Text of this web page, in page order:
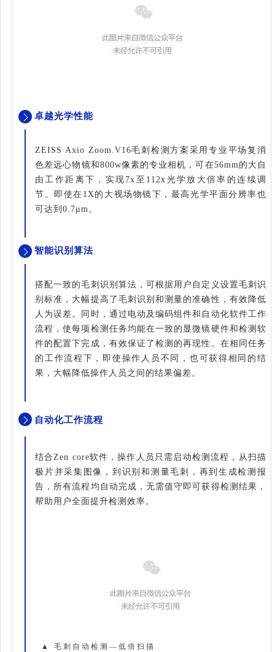
卓越光学性能
ZEISS Axio Zoom.V16毛刺检测方案采用专业平场复消
色差远心物镜和800w像素的专业相机，可在56mm的大自
由工作距离下，实现7x至112x光学放大倍率的连续调
节。即使在1X的大视场物镜下，最高光学平面分辨率也
可达到0.7μm。
智能识别算法
搭配一致的毛刺识别算法，可根据用户自定义设置毛刺识
别标准，大幅提高了毛刺识别和测量的准确性，有效降低
人为误差。同时，通过电动及编码组件和自动化软件工作
流程，使每项检测任务均能在一致的显微镜硬件和检测软
件的配置下完成，有效保证了检测的再现性。在相同任务
的工作流程下，即使操作人员不同，也可获得相同的结
果，大幅降低操作人员之间的结果偏差。
自动化工作流程
结合Zen core软件，操作人员只需启动检测流程，从扫描
极片并采集图像，到识别和测量毛刺，再到生成检测报
告，所有流程均自动完成，无需值守即可获得检测结果，
帮助用户全面提升检测效率。
▲ 毛刺自动检测—低倍扫描